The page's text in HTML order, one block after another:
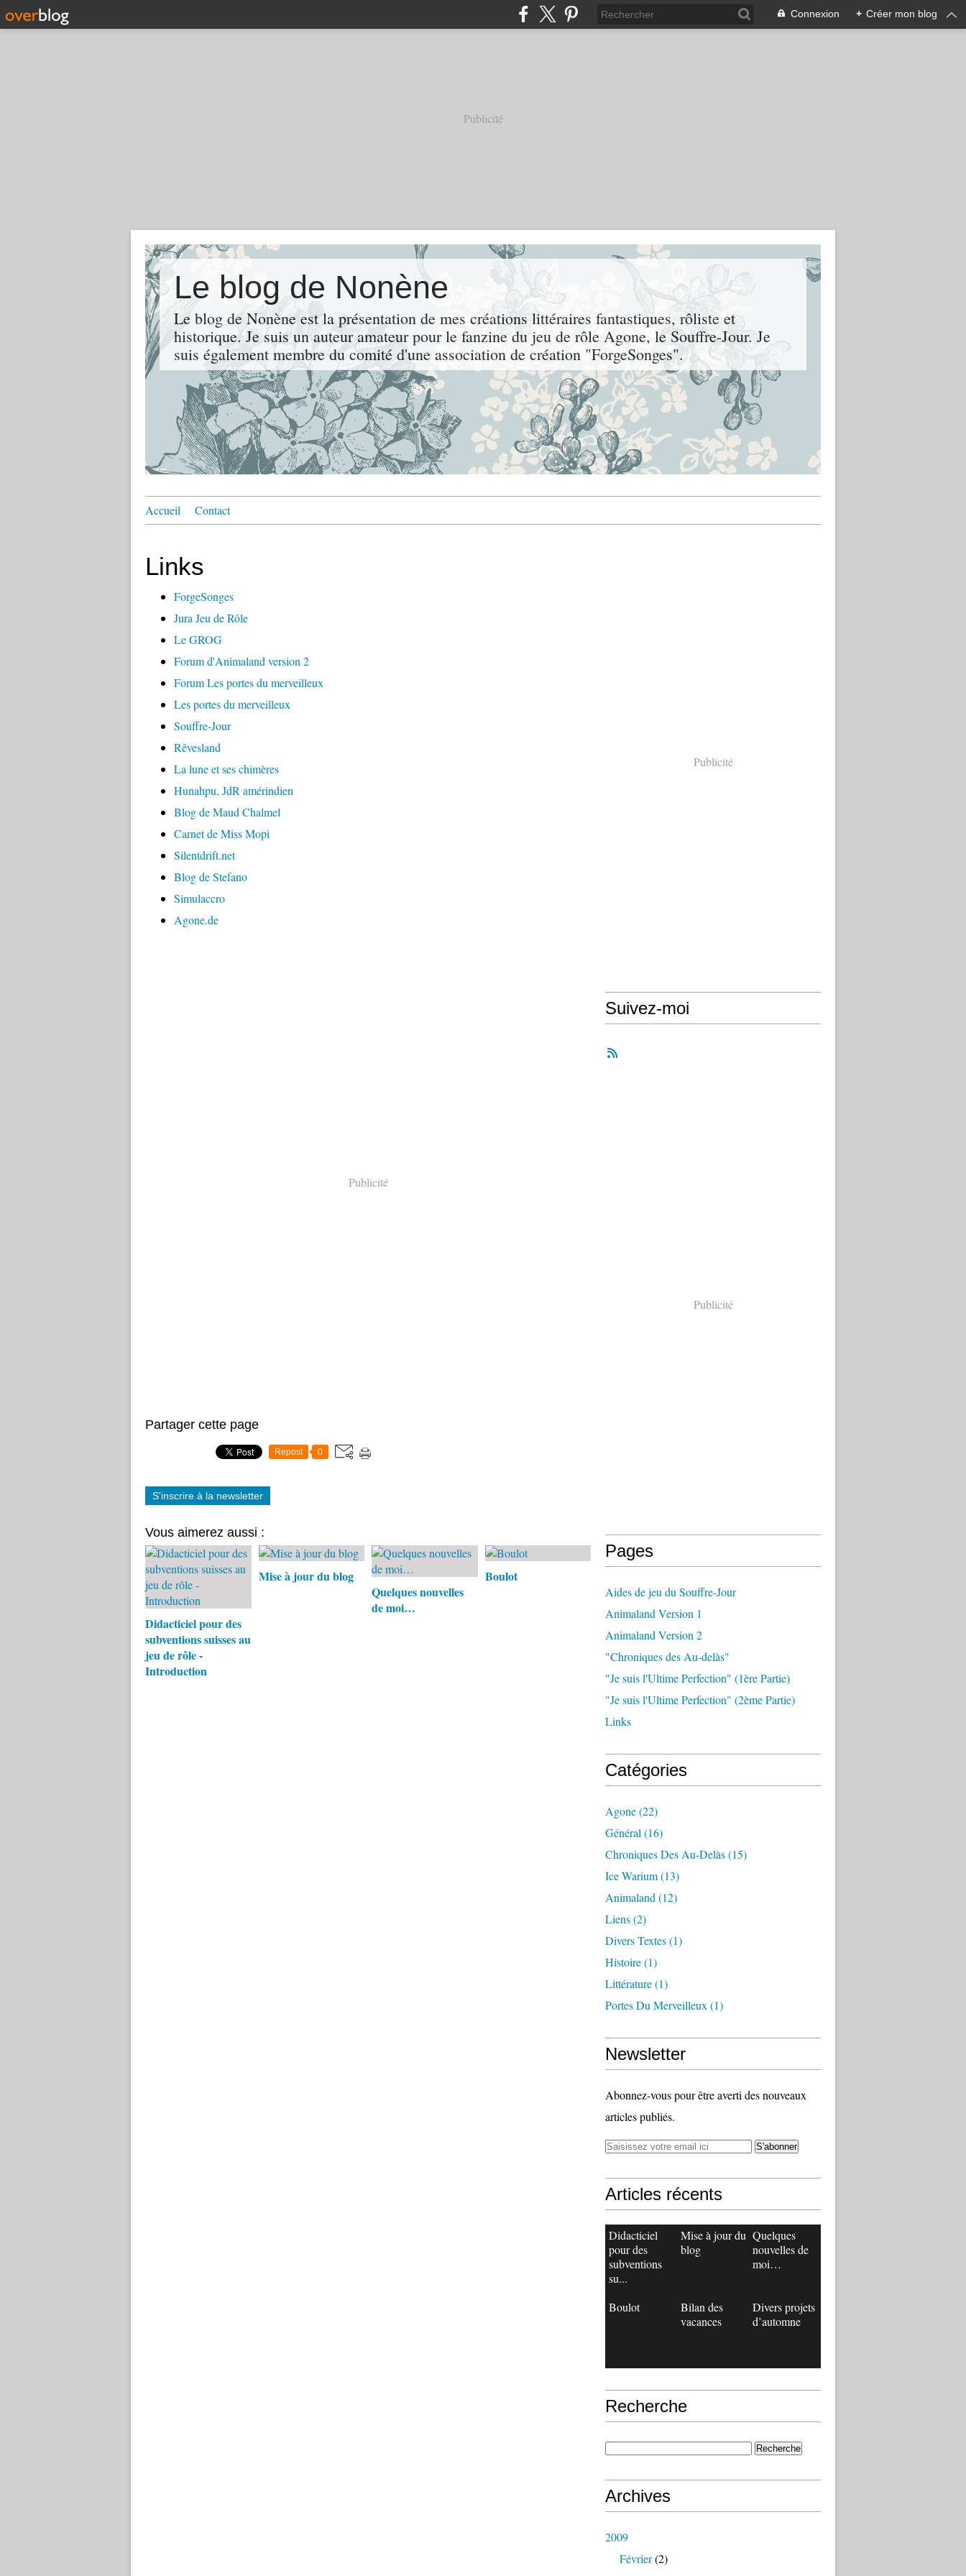
Connexion + Créer mon blog
Publicité
Le blog de Nonène
Le blog de Nonène est la présentation de mes créations littéraires fantastiques, rôliste et
historique. Je suis un auteur amateur pour le fanzine du jeu de rôle Agone, le Souffre-Jour. Je
suis également membre du comité d'une association de création "ForgeSonges".
Accueil Contact
Links
ForgeSonges
Jura Jeu de Rôle
Le GROG
Forum d'Animaland version 2
Forum Les portes du merveilleux
Les portes du merveilleux
Souffre-Jour
Rêvesland
La lune et ses chimères
Hunahpu, JdR amérindien
Blog de Maud Chalmel
Carnet de Miss Mopi
Silentdrift.net
Blog de Stefano
Simulaccro
Agone.de
Publicité
Partager cette page
Repost 0
S'inscrire à la newsletter
Vous aimerez aussi :
Didacticiel pour des
subventions suisses au
jeu de rôle -
Introduction
Mise à jour du blog
Quelques nouvelles
de moi…
Boulot
Publicité
Suivez-moi
Publicité
Pages
Aides de jeu du Souffre-Jour
Animaland Version 1
Animaland Version 2
"Chroniques des Au-delàs"
"Je suis l'Ultime Perfection" (1ère Partie)
"Je suis l'Ultime Perfection" (2ème Partie)
Links
Catégories
Agone(22)
Général (16)
Chroniques Des Au-Delàs(15)
Ice Warium(13)
Animaland (12)
Liens(2)
Divers Textes(1)
Histoire(1)
Littérature(1)
Portes Du Merveilleux (1)
Newsletter
Abonnez-vous pour être averti des nouveaux
articles publiés.
Articles récents
Didacticiel
pour des
subventions
su...
Mise à jour du
blog
Quelques
nouvelles de
moi…
Boulot
Bilan des
vacances
Divers projets
d’automne
Recherche
Archives
2009
Février(2)